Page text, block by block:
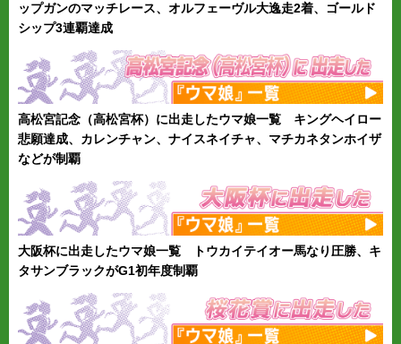
ップガンのマッチレース、オルフェーヴル大逸走2着、ゴールド
シップ3連覇達成
高松宮記念（高松宮杯）に出走したウマ娘一覧 キングヘイロー
悲願達成、カレンチャン、ナイスネイチャ、マチカネタンホイザ
などが制覇
大阪杯に出走したウマ娘一覧 トウカイテイオー馬なり圧勝、キ
タサンブラックがG1初年度制覇